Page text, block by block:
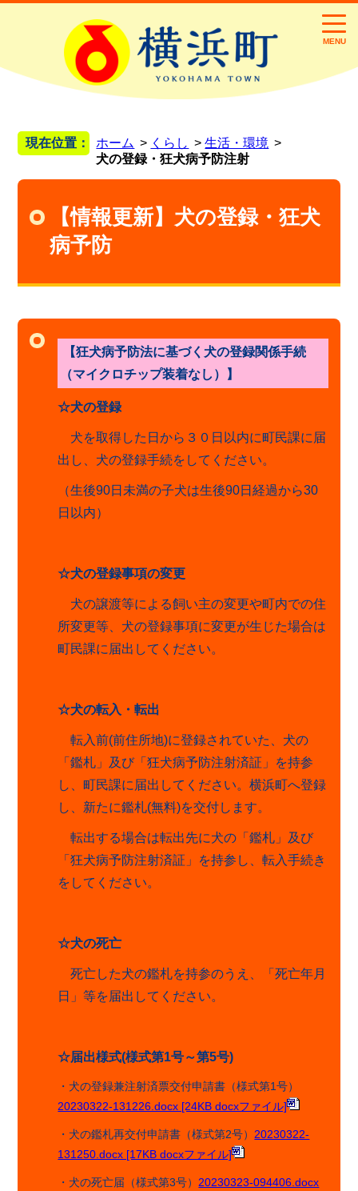
MENU
現在位置： ホーム くらし
生活・環境
犬の登録・狂犬病予防注射
【情報更新】犬の登録・狂犬
病予防
【狂犬病予防法に基づく犬の登録関係手続
（マイクロチップ装着なし）】
☆犬の登録
犬を取得した日から３０日以内に町民課に届
出し、犬の登録手続をしてください。
（生後90日未満の子犬は生後90日経過から30
日以内）
☆犬の登録事項の変更
犬の譲渡等による飼い主の変更や町内での住
所変更等、犬の登録事項に変更が生じた場合は
町民課に届出してください。
☆犬の転入・転出
転入前(前住所地)に登録されていた、犬の
「鑑札」及び「狂犬病予防注射済証」を持参
し、町民課に届出してください。横浜町へ登録
し、新たに鑑札(無料)を交付します。
転出する場合は転出先に犬の「鑑札」及び
「狂犬病予防注射済証」を持参し、転入手続き
をしてください。
☆犬の死亡
死亡した犬の鑑札を持参のうえ、「死亡年月
日」等を届出してください。
☆届出様式(様式第1号～第5号)
・犬の登録兼注射済票交付申請書（様式第1号）
20230322-131226.docx [24KB docxファイル]
・犬の鑑札再交付申請書（様式第2号） 20230322-
131250.docx [17KB docxファイル]
・犬の死亡届（様式第3号） 20230323-094406.docx